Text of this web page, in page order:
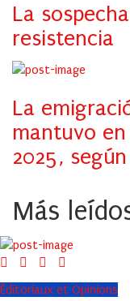
La
resistencia
La
mantuvo
2025,
Más
Éditoriaux et Opinions